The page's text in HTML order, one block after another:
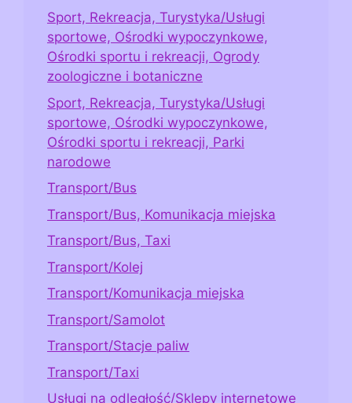
Sport, Rekreacja, Turystyka/Usługi
sportowe, Ośrodki wypoczynkowe,
Ośrodki sportu i rekreacji, Ogrody
zoologiczne i botaniczne
Sport, Rekreacja, Turystyka/Usługi
sportowe, Ośrodki wypoczynkowe,
Ośrodki sportu i rekreacji, Parki
narodowe
Transport/Bus
Transport/Bus, Komunikacja miejska
Transport/Bus, Taxi
Transport/Kolej
Transport/Komunikacja miejska
Transport/Samolot
Transport/Stacje paliw
Transport/Taxi
Usługi na odległość/Sklepy internetowe